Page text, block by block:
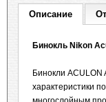
Описание
Бинокль Nikon
Бинокли ACULON
характеристики